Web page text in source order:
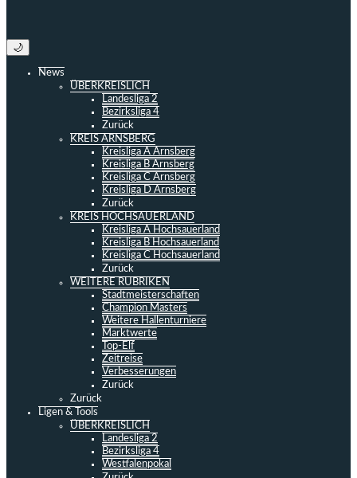
🌙
News
ÜBERKREISLICH
Landesliga 2
Bezirksliga 4
Zurück
KREIS ARNSBERG
Kreisliga A Arnsberg
Kreisliga B Arnsberg
Kreisliga C Arnsberg
Kreisliga D Arnsberg
Zurück
KREIS HOCHSAUERLAND
Kreisliga A Hochsauerland
Kreisliga B Hochsauerland
Kreisliga C Hochsauerland
Zurück
WEITERE RUBRIKEN
Stadtmeisterschaften
Champion Masters
Weitere Hallenturniere
Marktwerte
Top-Elf
Zeitreise
Verbesserungen
Zurück
Zurück
Ligen & Tools
ÜBERKREISLICH
Landesliga 2
Bezirksliga 4
Westfalenpokal